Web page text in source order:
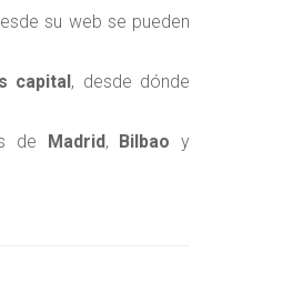
su web se pueden
capital, desde dónde
de Madrid, Bilbao y